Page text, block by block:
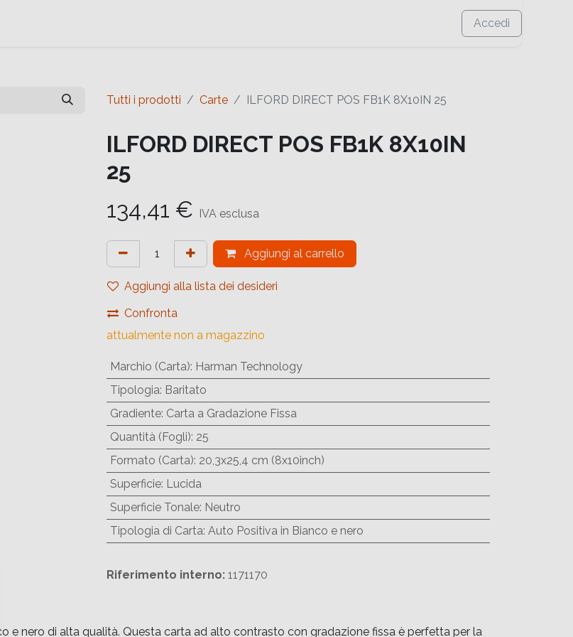
Accedi
Tutti i prodotti Carte ILFORD DIRECT POS FB1K 8X10IN 25
ILFORD DIRECT POS FB1K 8X10IN
25
134,41 € IVA esclusa
Aggiungi al carrello
Aggiungi alla lista dei desideri
Confronta
attualmente non a magazzino
Marchio (Carta): Harman Technology
Tipologia: Baritato
Gradiente: Carta a Gradazione Fissa
Quantità (Fogli): 25
Formato (Carta): 20,3x25,4 cm (8x10inch)
Superficie: Lucida
Superficie Tonale: Neutro
Tipologia di Carta: Auto Positiva in Bianco e nero
Riferimento interno: 1171170
e nero di alta qualità. Questa carta ad alto contrasto con gradazione fissa è perfetta per la